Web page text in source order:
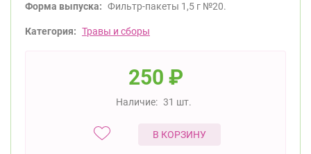
Форма выпуска: Фильтр-пакеты 1,5 г №20.
Категория: Травы и сборы
250 ₽
Наличие: 31 шт.
В КОРЗИНУ